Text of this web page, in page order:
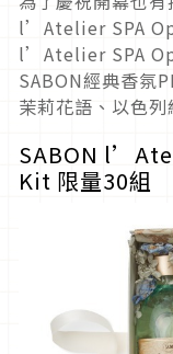
l’Atelier SPA
l’Atelier SPA
SABON經典香氛
茉莉花語、以色
SABON
Kit 限量30組